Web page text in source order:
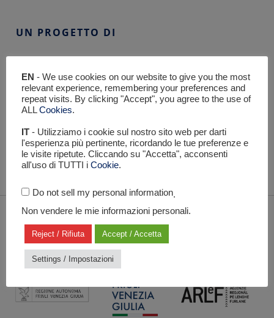
UN PROGETTO DI
CON IL SUPPORTO DI
EN - We use cookies on our website to give you the most
relevant experience, remembering your preferences and
repeat visits. By clicking "Accept", you agree to the use of
ALLCookies.
IT - Utilizziamo i cookie sul nostro sito web per darti
l'esperienza più pertinente, ricordando le tue preferenze e
le visite ripetute. Cliccando su "Accetta", acconsenti
all'uso di TUTTI i Cookie.
Do not sell my personal information.
Non vendere le mie informazioni personali.
Reject / Rifiuta Accept / Accetta
Settings / Impostazioni